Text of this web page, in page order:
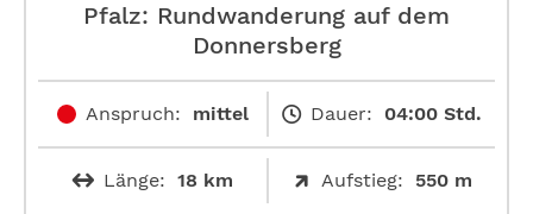
Pfalz: Rundwanderung auf dem
Donnersberg
Anspruch: mittel Dauer: 04:00 Std.
Länge: 18 km Aufstieg: 550 m